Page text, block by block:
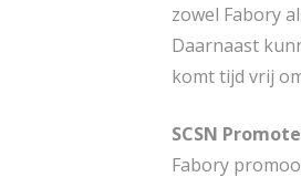
zowel Fabory
Daarnaast
komt tijd vrij
SCSN
Fabory